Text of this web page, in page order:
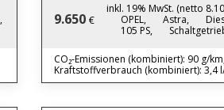
9.650 €
inkl. 19% MwSt. (netto
OPEL,
Astra,
105 PS,
CO₂-Emissionen (kombiniert): 90 g/
Kraftstoffverbrauch (kombiniert): 3,4